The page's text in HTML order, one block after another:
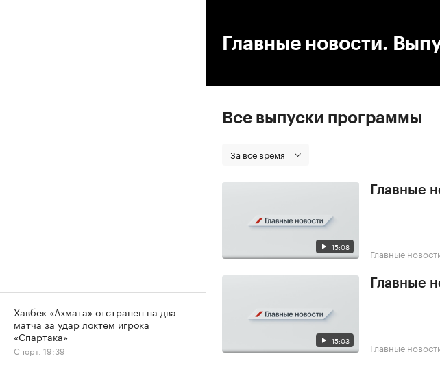
Главные новости.
Все выпуски программы
За все время
15:08
Главные
Главные
15:03
Главные
Главные
Хавбек «Ахмата» отстранен на два
матча за удар локтем игрока
«Спартака»
Спорт, 19:39